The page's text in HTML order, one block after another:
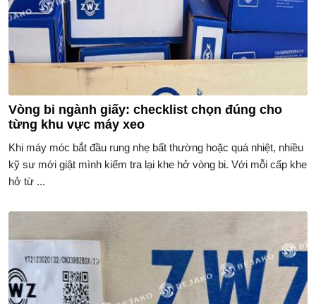
Vòng bi ngành giấy: checklist chọn đúng cho
từng khu vực máy xeo
Khi máy móc bắt đầu rung nhẹ bất thường hoặc quá nhiệt, nhiều
kỹ sư mới giật mình kiểm tra lại khe hở vòng bi. Với mỗi cấp khe
hở từ ...